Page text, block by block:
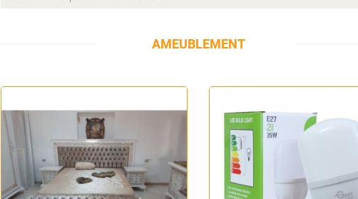
AMEUBLEMENT